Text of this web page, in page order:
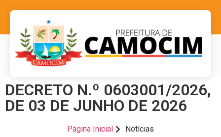
DECRETO N.º 0603001/2026,
DE 03 DE JUNHO DE 2026
Página Inicial Notícias